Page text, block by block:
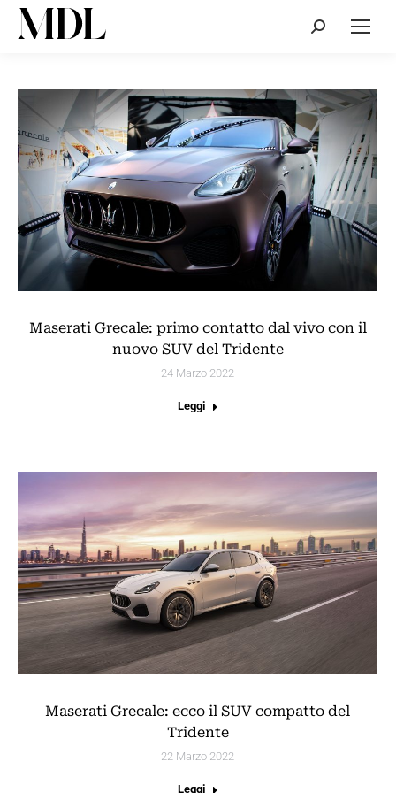
Cerca:
Maserati Grecale: primo contatto dal vivo con il
nuovo SUV del Tridente
24 Marzo 2022
Leggi
Maserati Grecale: ecco il SUV compatto del
Tridente
22 Marzo 2022
Leggi